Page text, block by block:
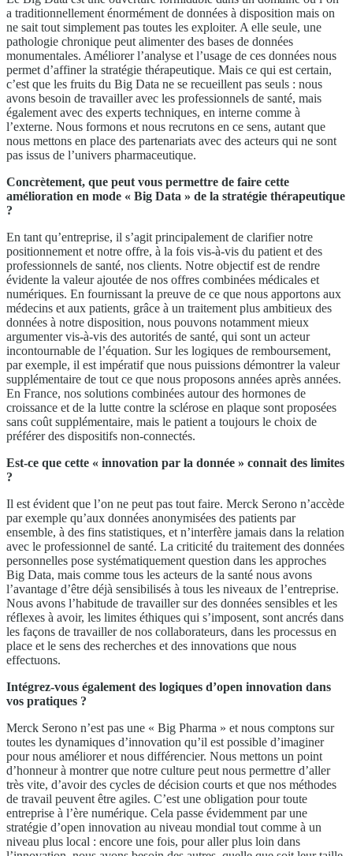
a traditionnellement énormément de données à disposition mais on
ne sait tout simplement pas toutes les exploiter. A elle seule, une
pathologie chronique peut alimenter des bases de données
monumentales. Améliorer l’analyse et l’usage de ces données nous
permet d’affiner la stratégie thérapeutique. Mais ce qui est certain,
c’est que les fruits du Big Data ne se recueillent pas seuls : nous
avons besoin de travailler avec les professionnels de santé, mais
également avec des experts techniques, en interne comme à
l’externe. Nous formons et nous recrutons en ce sens, autant que
nous mettons en place des partenariats avec des acteurs qui ne sont
pas issus de l’univers pharmaceutique.
Concrètement, que peut vous permettre de faire cette
amélioration en mode « Big Data » de la stratégie thérapeutique
?
En tant qu’entreprise, il s’agit principalement de clarifier notre
positionnement et notre offre, à la fois vis-à-vis du patient et des
professionnels de santé, nos clients. Notre objectif est de rendre
évidente la valeur ajoutée de nos offres combinées médicales et
numériques. En fournissant la preuve de ce que nous apportons aux
médecins et aux patients, grâce à un traitement plus ambitieux des
données à notre disposition, nous pouvons notamment mieux
argumenter vis-à-vis des autorités de santé, qui sont un acteur
incontournable de l’équation. Sur les logiques de remboursement,
par exemple, il est impératif que nous puissions démontrer la valeur
supplémentaire de tout ce que nous proposons années après années.
En France, nos solutions combinées autour des hormones de
croissance et de la lutte contre la sclérose en plaque sont proposées
sans coût supplémentaire, mais le patient a toujours le choix de
préférer des dispositifs non-connectés.
Est-ce que cette « innovation par la donnée » connait des limites
?
Il est évident que l’on ne peut pas tout faire. Merck Serono n’accède
par exemple qu’aux données anonymisées des patients par
ensemble, à des fins statistiques, et n’interfère jamais dans la relation
avec le professionnel de santé. La criticité du traitement des données
personnelles pose systématiquement question dans les approches
Big Data, mais comme tous les acteurs de la santé nous avons
l’avantage d’être déjà sensibilisés à tous les niveaux de l’entreprise.
Nous avons l’habitude de travailler sur des données sensibles et les
réflexes à avoir, les limites éthiques qui s’imposent, sont ancrés dans
les façons de travailler de nos collaborateurs, dans les processus en
place et le sens des recherches et des innovations que nous
effectuons.
Intégrez-vous également des logiques d’open innovation dans
vos pratiques ?
Merck Serono n’est pas une « Big Pharma » et nous comptons sur
toutes les dynamiques d’innovation qu’il est possible d’imaginer
pour nous améliorer et nous différencier. Nous mettons un point
d’honneur à montrer que notre culture peut nous permettre d’aller
très vite, d’avoir des cycles de décision courts et que nos méthodes
de travail peuvent être agiles. C’est une obligation pour toute
entreprise à l’ère numérique. Cela passe évidemment par une
stratégie d’open innovation au niveau mondial tout comme à un
niveau plus local : encore une fois, pour aller plus loin dans